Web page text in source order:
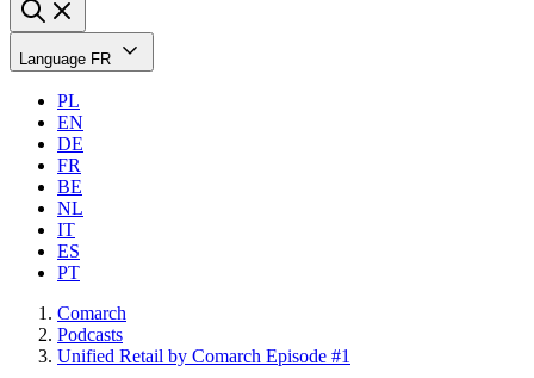
Language FR
PL
EN
DE
FR
BE
NL
IT
ES
PT
Comarch
Podcasts
Unified Retail by Comarch Episode #1